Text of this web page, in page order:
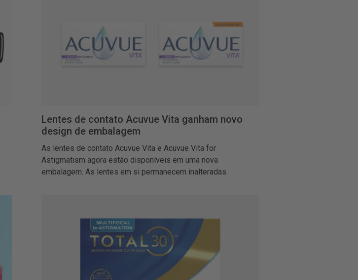
Lentes de contato Acuvue Vita ganham novo
design de embalagem
As lentes de contato Acuvue Vita e Acuvue Vita for
Astigmatism agora estão disponíveis em uma nova
embalagem. As lentes em si permanecem inalteradas.